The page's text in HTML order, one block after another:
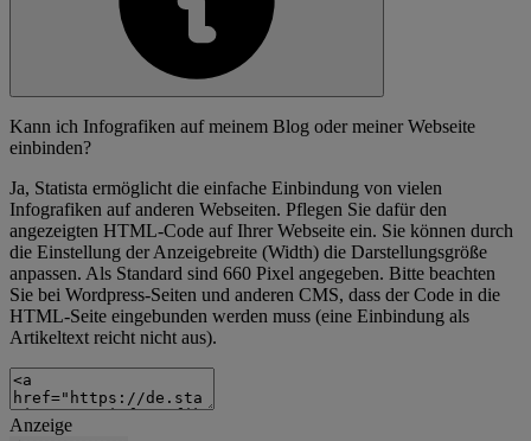
Kann ich Infografiken auf meinem Blog oder meiner Webseite
einbinden?
Ja, Statista ermöglicht die einfache Einbindung von vielen
Infografiken auf anderen Webseiten. Pflegen Sie dafür den
angezeigten HTML-Code auf Ihrer Webseite ein. Sie können durch
die Einstellung der Anzeigebreite (Width) die Darstellungsgröße
anpassen. Als Standard sind 660 Pixel angegeben. Bitte beachten
Sie bei Wordpress-Seiten und anderen CMS, dass der Code in die
HTML-Seite eingebunden werden muss (eine Einbindung als
Artikeltext reicht nicht aus).
Anzeige